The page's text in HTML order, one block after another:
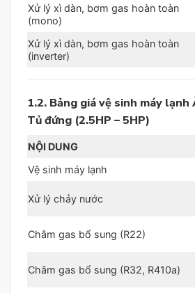
Xử lý xì dàn, bơm gas hoàn toàn
(mono)
Xử lý xì dàn, bơm gas hoàn toàn
(inverter)
1.2. Bảng giá vệ sinh máy lạnh
Tủ đứng (2.5HP – 5HP)
NỘI DUNG
Vệ sinh máy lạnh
Xử lý chảy nước
Châm gas bổ sung (R22)
Châm gas bổ sung (R32, R410a)